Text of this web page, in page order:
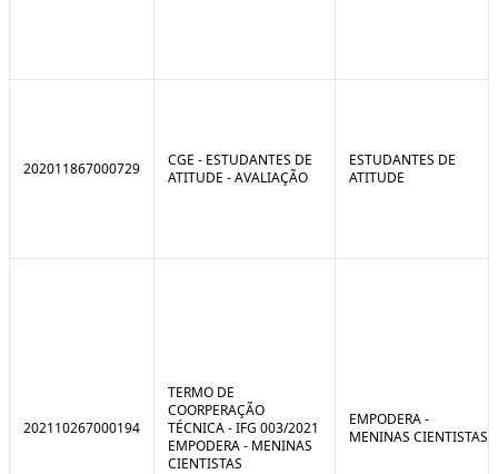
202011867000729
CGE - ESTUDANTES DE
ATITUDE - AVALIAÇÃO
ESTUDANTES DE
ATITUDE
202110267000194
TERMO DE
COORPERAÇÃO
TÉCNICA - IFG 003/2021
EMPODERA - MENINAS
CIENTISTAS
EMPODERA -
MENINAS CIENTISTAS